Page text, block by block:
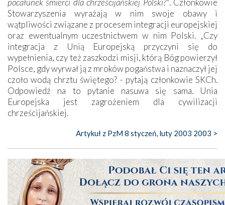
Stowarzyszenia wyrażają w nim swoje obawy i
wątpliwości związane z procesem integracji europejskiej
oraz ewentualnym uczestnictwem w nim Polski. „Czy
integracja z Unią Europejską przyczyni się do
wypełnienia, czy też zaszkodzi misji, którą Bóg powierzył
Polsce, gdy wyrwał ją z mroków pogaństwa i naznaczył jej
czoło wodą chrztu świętego? - pytają członkowie SKCh.
Odpowiedź na to pytanie nasuwa się sama. Unia
Europejska jest zagrożeniem dla cywilizacji
chrześcijańskiej.
Artykuł z PzM 8 styczeń, luty 2003 2003 >